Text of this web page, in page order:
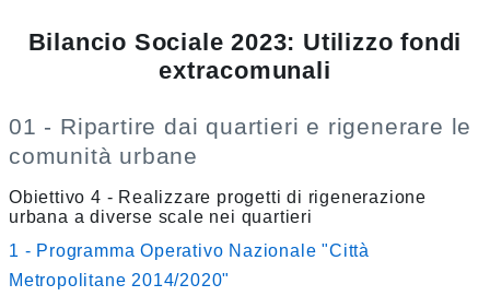
Bilancio Sociale 2023: Utilizzo fondi
extracomunali
01 - Ripartire dai quartieri e rigenerare le
comunità urbane
Obiettivo 4 - Realizzare progetti di rigenerazione
urbana a diverse scale nei quartieri
1 - Programma Operativo Nazionale "Città
Metropolitane 2014/2020"